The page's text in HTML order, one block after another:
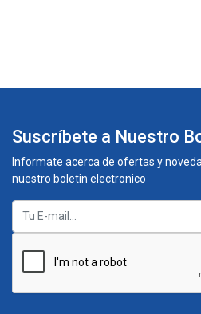
Suscríbete a Nuestro
Informate acerca de ofertas y
nuestro boletin electronico